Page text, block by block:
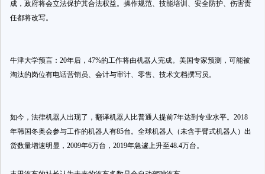
成，政府将会立法保护其合法权益。操作规范、技能培训、安全防护、伤害责
任都将改写。
牛津大学预言：20年后，47%的工作将由机器人完成。美国专家预测，可能被
淘汰的岗位有电话营销员、会计与审计、零售、技术文档撰写员。
如今，法律机器人出现了，翻译机器人比普通人提前7年达到专业水平。2018
年韩国冬奥会参与工作的机器人有85台。全球机器人（未含手臂式机器人）出
货数量增速明显，2009年6万台，2019年急遽上升至48.4万台。